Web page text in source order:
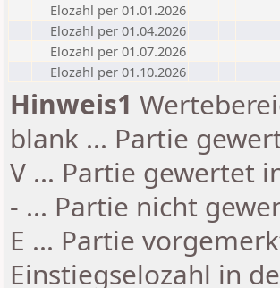
Elozahl per 01.01.2026
Elozahl per 01.04.2026
Elozahl per 01.07.2026
Elozahl per 01.10.2026
Hinweis1
blank ... Partie
V ... Partie gewertet
- ... Partie nicht
E ... Partie
Einstiegselozahl in